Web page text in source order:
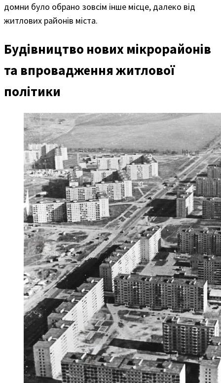
домни було обрано зовсім інше місце, далеко від
житлових районів міста.
Будівництво нових мікрорайонів
та впровадження житлової
політики